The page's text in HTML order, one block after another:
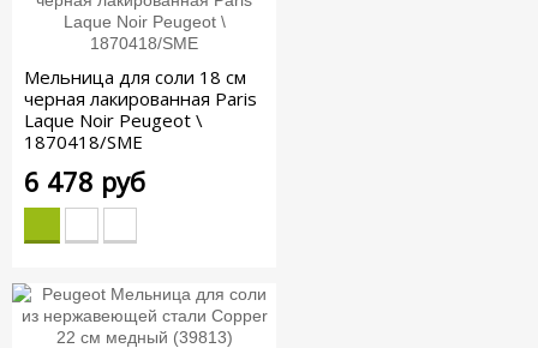
Мельница для соли 18 см
черная лакированная Paris
Laque Noir Peugeot \
1870418/SME
6 478 руб